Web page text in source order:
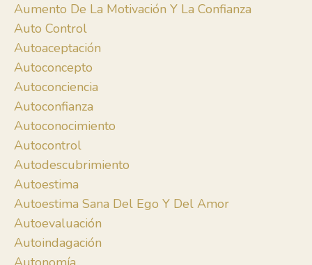
Aumento De La Motivación Y La Confianza
Auto Control
Autoaceptación
Autoconcepto
Autoconciencia
Autoconfianza
Autoconocimiento
Autocontrol
Autodescubrimiento
Autoestima
Autoestima Sana Del Ego Y Del Amor
Autoevaluación
Autoindagación